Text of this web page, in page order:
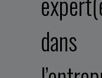
dans